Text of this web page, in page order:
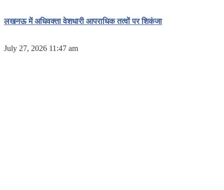
लखनऊ में अधिवक्ता वेशधारी आपराधिक तत्वों पर शिकंजा
July 27, 2026 11:47 am